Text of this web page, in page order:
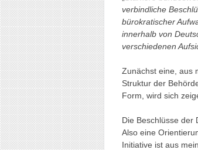
verbindliche
bürokratischer
innerhalb von
verschiedenen
Zunächst eine, aus
Struktur der
Form, wird sich
Die Beschlüsse der
Also eine
Initiative ist aus